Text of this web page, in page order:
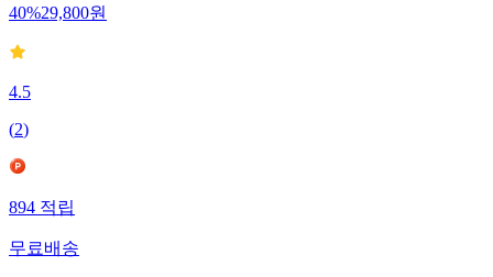
40%29,800원
4.5
(2)
894 적립
무료배송